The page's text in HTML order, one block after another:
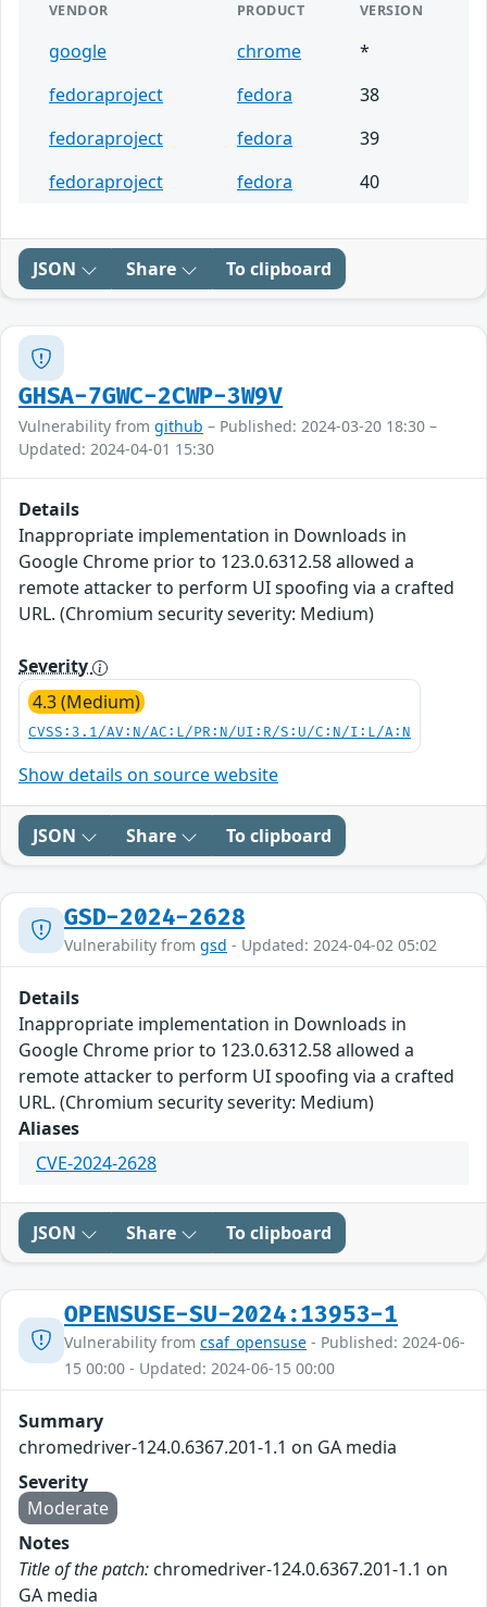
VENDOR PRODUCT VERSION
google chrome
*
fedoraproject
fedora
38
fedoraproject
fedora
39
fedoraproject
fedora 40
JSON Share To clipboard
GHSA-7GWC-2CWP-3W9V
Vulnerability from github – Published: 2024-03-20 18:30 –
Updated: 2024-04-01 15:30
Details
Inappropriate implementation in Downloads in
Google Chrome prior to 123.0.6312.58 allowed a
remote attacker to perform UI spoofing via a crafted
URL. (Chromium security severity: Medium)
Severity
4.3 (Medium)
CVSS:3.1/AV:N/AC:L/PR:N/UI:R/S:U/C:N/I:L/A:N
Show details on source website
JSON Share To clipboard
GSD-2024-2628
Vulnerability from gsd - Updated: 2024-04-02 05:02
Details
Inappropriate implementation in Downloads in
Google Chrome prior to 123.0.6312.58 allowed a
remote attacker to perform UI spoofing via a crafted
URL. (Chromium security severity: Medium)
Aliases
CVE-2024-2628
JSON Share To clipboard
OPENSUSE-SU-2024:13953-1
Vulnerability from csaf_opensuse - Published: 2024-06-
15 00:00 - Updated: 2024-06-15 00:00
Summary
chromedriver-124.0.6367.201-1.1 on GA media
Severity
Moderate
Notes
Title of the patch: chromedriver-124.0.6367.201-1.1 on
GA media